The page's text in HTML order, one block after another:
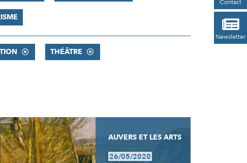
Contact

Newsletter
THÉÂTRE
AUVERS ET LES ARTS
26/05/2020